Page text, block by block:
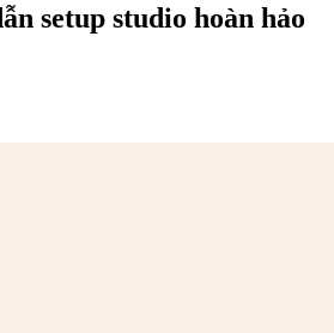
setup studio hoàn hảo